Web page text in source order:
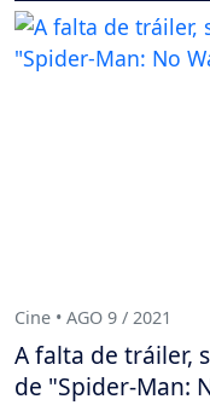
Cine • AGO 9 / 2021
A falta de tráiler,
de "Spider-Man: